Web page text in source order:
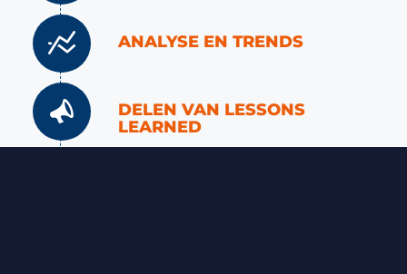
ANALYSE EN TRENDS
DELEN VAN LESSONS
LEARNED